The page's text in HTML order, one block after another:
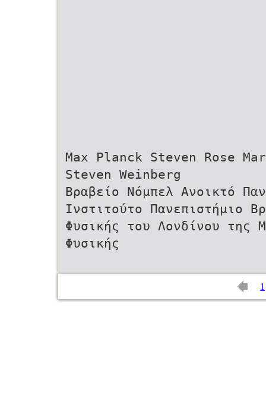
Max Planck Steven Rose
Steven Weinberg
Bραβείο Νόμπελ Ανοικτό
Ινστιτούτο Πανεπιστήμιο
Φυσικής του Λονδίνου της
Φυσικής
1